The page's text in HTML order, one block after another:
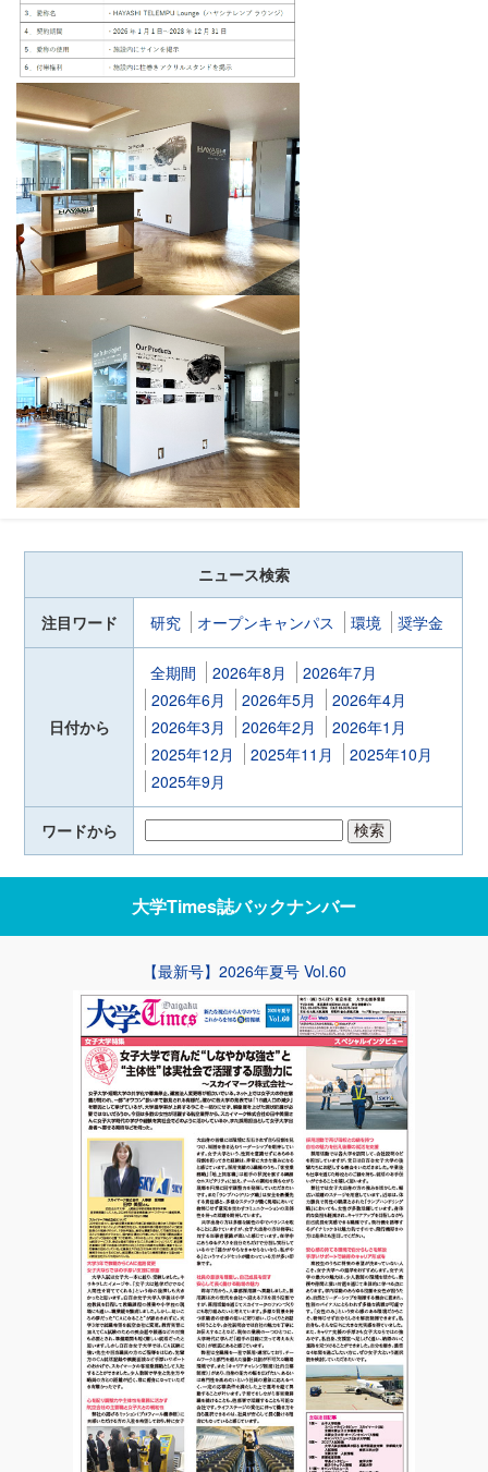
ニュース検索
注目ワード 研究 オープンキャンパス 環境 奨学金
日付から
全期間 2026年8月
2026年7月
2026年6月
2026年5月
2026年4月
2026年3月
2026年2月
2026年1月
2025年12月
2025年11月
2025年10月
2025年9月
ワードから
大学Times誌バックナンバー
【最新号】2026年夏号 Vol.60